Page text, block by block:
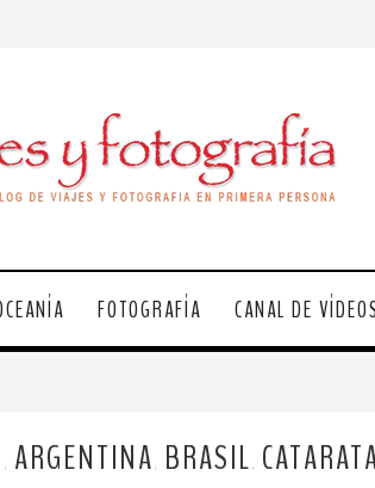
FOTOGRAFÍA CANAL DE
ARGENTINA BRASIL